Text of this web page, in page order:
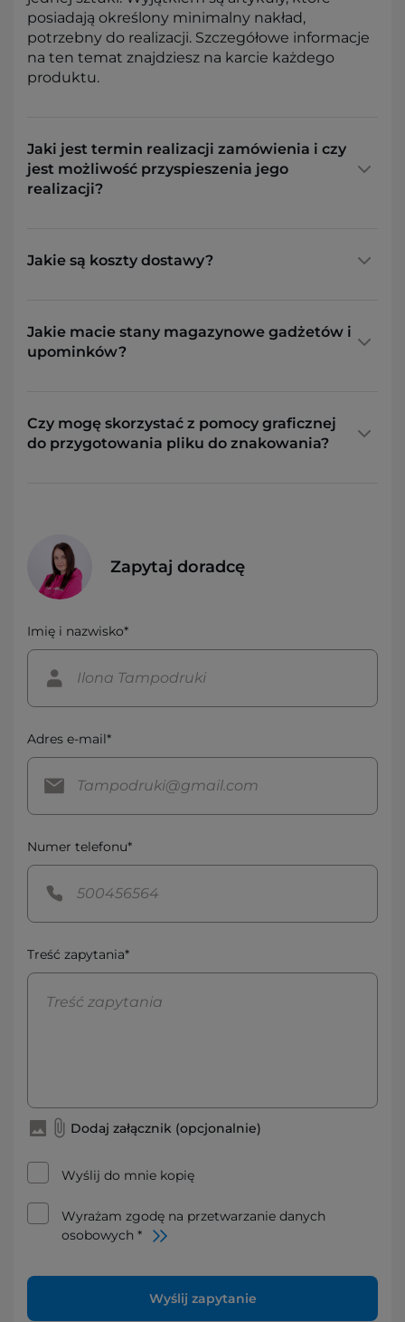
posiadają określony minimalny nakład,
potrzebny do realizacji. Szczegółowe informacje
na ten temat znajdziesz na karcie każdego
produktu.
Jaki jest termin realizacji zamówienia i czy
jest możliwość przyspieszenia jego
realizacji?
Jakie są koszty dostawy?
Jakie macie stany magazynowe gadżetów i
upominków?
Czy mogę skorzystać z pomocy graficznej
do przygotowania pliku do znakowania?
Zapytaj doradcę
Imię i nazwisko*
Adres e-mail*
Numer telefonu*
Treść zapytania*
Dodaj załącznik (opcjonalnie)
Wyślij do mnie kopię
Wyrażam zgodę na przetwarzanie danych
osobowych *
Wyślij zapytanie